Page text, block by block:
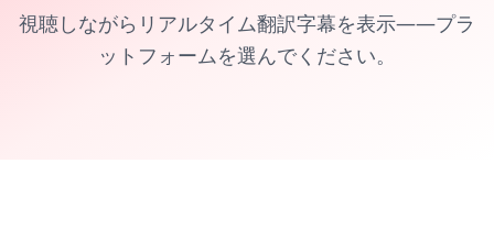
視聴しながらリアルタイム翻訳字幕を表示——プラ
ットフォームを選んでください。